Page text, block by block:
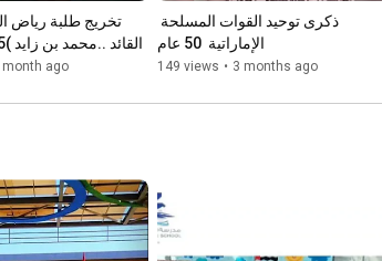
القائد ..محمد بن زايد )2025..2026م
month ago
الإماراتية  50 عام
149 views • 3 months ago